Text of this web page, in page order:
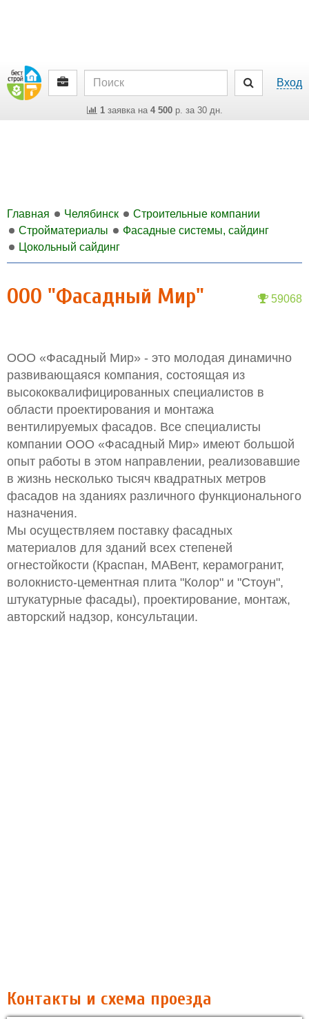
Вход
1заявка на 4 500р. за 30 дн.
Главная Челябинск
Строительные компании
Стройматериалы
Фасадные системы, сайдинг
Цокольный сайдинг
59068
ООО "Фасадный Мир"
ООО «Фасадный Мир» - это молодая динамично
развивающаяся компания, состоящая из
высококвалифицированных специалистов в
области проектирования и монтажа
вентилируемых фасадов. Все специалисты
компании ООО «Фасадный Мир» имеют большой
опыт работы в этом направлении, реализовавшие
в жизнь несколько тысяч квадратных метров
фасадов на зданиях различного функционального
назначения.
Мы осуществляем поставку фасадных
материалов для зданий всех степеней
огнестойкости (Краспан, МАВент, керамогранит,
волокнисто-цементная плита "Колор" и "Стоун",
штукатурные фасады), проектирование, монтаж,
авторский надзор, консультации.
Контакты и схема проезда